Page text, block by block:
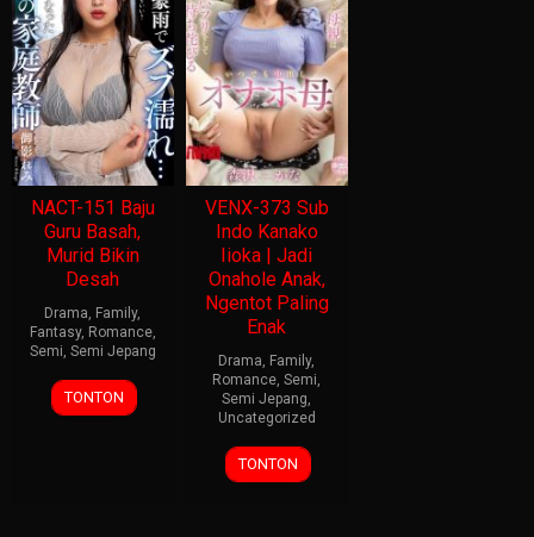
NACT-151 Baju
Guru Basah,
Murid Bikin
Desah
Drama, Family,
Fantasy, Romance,
Semi, Semi Jepang
TONTON
VENX-373 Sub
Indo Kanako
Iioka | Jadi
Onahole Anak,
Ngentot Paling
Enak
Drama, Family,
Romance,Semi,
Semi Jepang,
Uncategorized
TONTON